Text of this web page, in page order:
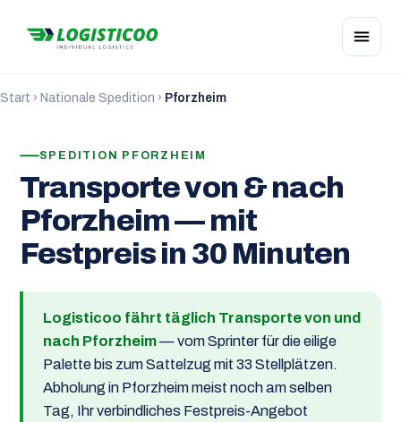
Start › Nationale Spedition › Pforzheim
SPEDITION PFORZHEIM
Transporte von & nach
Pforzheim — mit
Festpreis in 30 Minuten
Logisticoo fährt täglich Transporte von und
nach Pforzheim— vom Sprinter für die eilige
Palette bis zum Sattelzug mit 33 Stellplätzen.
Abholung in Pforzheim meist noch am selben
Tag, Ihr verbindliches Festpreis-Angebot